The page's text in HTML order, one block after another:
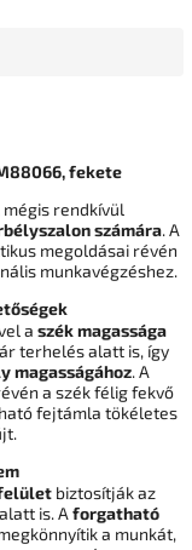
fekete
rendkívül
számára. A
megoldásai révén
munkavégzéshez.
a szék magassága
terhelés alatt is, így
magasságához. A
a szék félig fekvő
fejtámla tökéletes
biztosítják az
is. A forgatható
a munkát,